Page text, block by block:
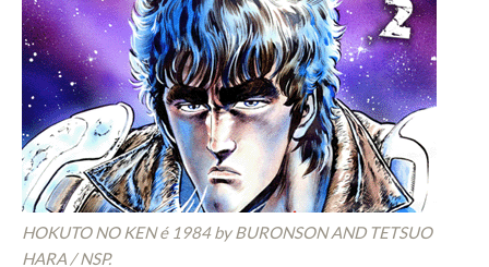
HOKUTO NO KEN é 1984 by BURONSON AND TETSUO
HARA / NSP.